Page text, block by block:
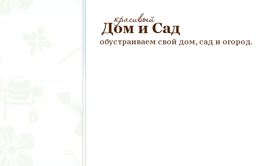
обустраиваем свой дом, сад и огород.